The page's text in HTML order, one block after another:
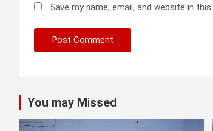
Save my name, email, and website in
You may Missed